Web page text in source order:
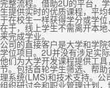
完整流程。借助2U的平台，
生提供实时的优质课程，平
于在校生一样获得学分或学
在于，线上学生不需离开本
来完成学业。
公司的直接客户是大学和学
学位项目。2U并没有涉足实
他们为大学开发课程提供工
节。包括首轮学生筛选、帮
理系统(LMS)和技术支持。公
组织研讨会和职业管理计划